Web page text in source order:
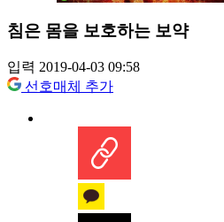
침은 몸을 보호하는 보약
입력 2019-04-03 09:58
선호매체 추가